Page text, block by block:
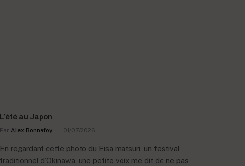
L’été au Japon
Par Alex Bonnefoy 01/07/2026
En regardant cette photo du Eisa matsuri, un festival
traditionnel d’Okinawa, une petite voix me dit de ne pas